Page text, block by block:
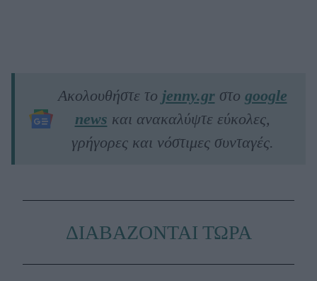
Ακολουθήστε το jenny.grστο google
news και ανακαλύψτε εύκολες,
γρήγορες και νόστιμες συνταγές.
ΔΙΑΒΑΖΟΝΤΑΙ ΤΩΡΑ